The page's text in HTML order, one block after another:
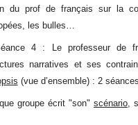
du prof de français sur la
les bulles…
4 : Le professeur de
narratives et ses
(vue d’ensemble) : 2 séances
groupe écrit "son"scénario,